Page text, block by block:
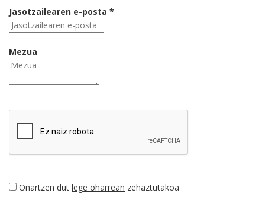
Jasotzailearen e-posta *
Mezua
Onartzen dut lege oharrean zehaztutakoa